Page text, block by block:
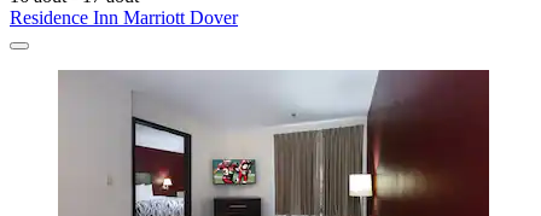
Residence Inn Marriott Dover